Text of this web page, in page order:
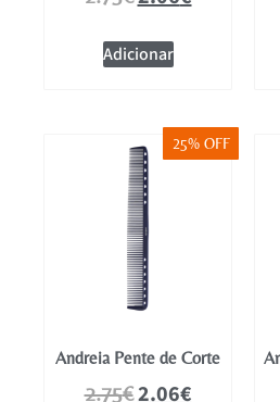
Adicionar
25% OFF
Andreia Pente de Corte
2.75€2.06€